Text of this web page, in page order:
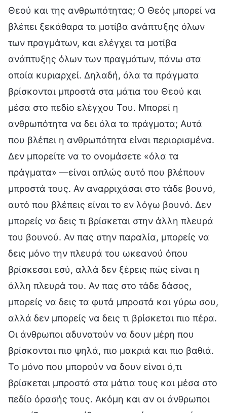
Θεού και της ανθρωπότητας; Ο Θεός μπορεί να
βλέπει ξεκάθαρα τα μοτίβα ανάπτυξης όλων
των πραγμάτων, και ελέγχει τα μοτίβα
ανάπτυξης όλων των πραγμάτων, πάνω στα
οποία κυριαρχεί. Δηλαδή, όλα τα πράγματα
βρίσκονται μπροστά στα μάτια του Θεού και
μέσα στο πεδίο ελέγχου Του. Μπορεί η
ανθρωπότητα να δει όλα τα πράγματα; Αυτά
που βλέπει η ανθρωπότητα είναι περιορισμένα.
Δεν μπορείτε να το ονομάσετε «όλα τα
πράγματα» —είναι απλώς αυτό που βλέπουν
μπροστά τους. Αν αναρριχάσαι στο τάδε βουνό,
αυτό που βλέπεις είναι το εν λόγω βουνό. Δεν
μπορείς να δεις τι βρίσκεται στην άλλη πλευρά
του βουνού. Αν πας στην παραλία, μπορείς να
δεις μόνο την πλευρά του ωκεανού όπου
βρίσκεσαι εσύ, αλλά δεν ξέρεις πώς είναι η
άλλη πλευρά του. Αν πας στο τάδε δάσος,
μπορείς να δεις τα φυτά μπροστά και γύρω σου,
αλλά δεν μπορείς να δεις τι βρίσκεται πιο πέρα.
Οι άνθρωποι αδυνατούν να δουν μέρη που
βρίσκονται πιο ψηλά, πιο μακριά και πιο βαθιά.
Το μόνο που μπορούν να δουν είναι ό,τι
βρίσκεται μπροστά στα μάτια τους και μέσα στο
πεδίο όρασής τους. Ακόμη και αν οι άνθρωποι